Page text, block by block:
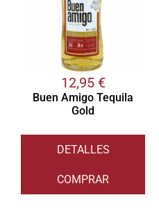
12,95 €
Buen Amigo Tequila
Gold
DETALLES
COMPRAR